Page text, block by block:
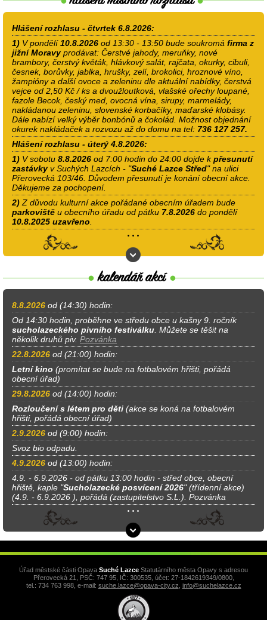
Hlášení rozhlasu - čtvrtek 6.8.2026:
1) V pondělí10.8.2026 od 13:30 - 13:50 bude soukromá firma z
jižní Moravyprodávat: Čerstvé jahody, meruňky, nové
brambory, čerstvý květák, hlávkový salát, rajčata, okurky, cibuli,
česnek, borůvky, jablka, hrušky, zelí, brokolici, hroznové víno,
žampióny a další ovoce a zeleninu dle aktuální nabídky, čerstvá
vejce od 2,50 Kč / ks a dvoužloutková, vlašské ořechy loupané,
fazole Becok, český med, ovocná vína, sirupy, marmelády,
nakládanou zeleninu, slovenské korbačíky, maďarské klobásy.
Dále nabízí velký výběr bonbónů a čokolád. Možnost objednání
okurek nakládaček a rozvozu až do domu na tel: 736 127 257.
Hlášení rozhlasu - úterý 4.8.2026:
1) V sobotu 8.8.2026 od 7:00 hodin do 24:00 dojde kpřesunutí
zastávkyv Suchých Lazcích - "Suché Lazce Střed" na ulici
Přerovecká 103/46. Důvodem přesunutí je konání obecní akce.
Děkujeme za pochopení.
2) Z důvodu kulturní akce pořádané obecním úřadem bude
parkoviště u obecního úřadu od pátku 7.8.2026 do pondělí
10.8.2025 uzavřeno
8.8.2026 od (14:30) hodin:
Od 14:30 hodin, proběhne ve středu obce u kašny 9. ročník
sucholazeckého pivního festiválku . Můžete se těšit na
několik druhů piv. Pozvánka
22.8.2026 od (21:00) hodin:
Letní kino (promítat se bude na fotbalovém hřišti, pořádá
obecní úřad)
29.8.2026 od (14:00) hodin:
Rozloučení s létem pro děti (akce se koná na fotbalovém
hřišti, pořádá obecní úřad)
2.9.2026 od (9:00) hodin:
Svoz bio odpadu.
4.9.2026 od (13:00) hodin:
4.9. - 6.9.2026 - od pátku 13:00 hodin - střed obce, obecní
hřiště, kaple "Sucholazecké posvícení 2026" (třídenní akce)
(4.9. - 6.9.2026 ), pořádá (zastupitelstvo S.L.). Pozvánka
Úřad městské části Opava Suché Lazce Statutárního města Opavy s adresou
Přerovecká 21, PSČ: 747 95, IČ: 300535, účet: 27-1842619349/0800,
tel.: 734 763 998, e-mail: suche.lazce@opava-city.cz info@suchelazce.cz